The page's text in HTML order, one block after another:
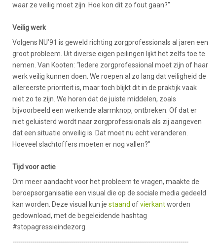
waar ze veilig moet zijn. Hoe kon dit zo fout gaan?”
Veilig werk
Volgens NU’91 is geweld richting zorgprofessionals al jaren een
groot probleem. Uit diverse eigen peilingen lijkt het zelfs toe te
nemen. Van Kooten: “Iedere zorgprofessional moet zijn of haar
werk veilig kunnen doen. We roepen al zo lang dat veiligheid de
allereerste prioriteit is, maar toch blijkt dit in de praktijk vaak
niet zo te zijn. We horen dat de juiste middelen, zoals
bijvoorbeeld een werkende alarmknop, ontbreken. Of dat er
niet geluisterd wordt naar zorgprofessionals als zij aangeven
dat een situatie onveilig is. Dat moet nu echt veranderen.
Hoeveel slachtoffers moeten er nog vallen?”
Tijd voor actie
Om meer aandacht voor het probleem te vragen, maakte de
beroepsorganisatie een visual die op de sociale media gedeeld
kan worden. Deze visual kun je staand ofvierkantworden
gedownload, met de begeleidende hashtag
#stopagressieindezorg.
-----------------------------------------------------------------------------------------